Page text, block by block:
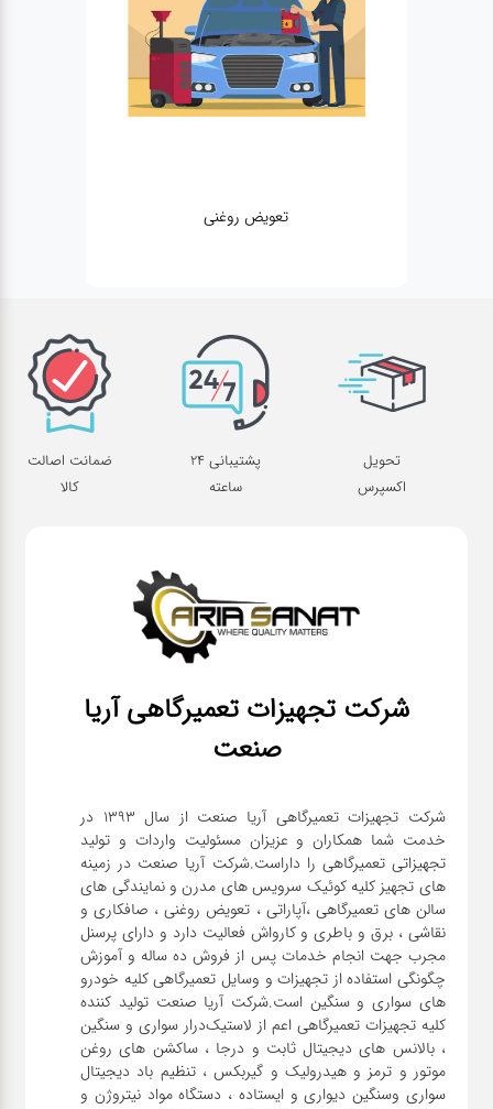
تعویض روغنی
تحویل
اکسپرس
پشتیبانی 24
ساعته
ضمانت اصالت
کالا
شرکت تجهیزات تعمیرگاهی آریا
صنعت
شرکت تجهیزات تعمیرگاهی آریا صنعت از سال ۱۳۹۳ در
خدمت شما همکاران و عزیزان مسئولیت واردات و تولید
تجهیزاتی تعمیرگاهی را داراست.شرکت آریا صنعت در زمینه
های تجهیز کلیه کوئیک سرویس های مدرن و نمایندگی های
سالن های تعمیرگاهی ،آپاراتی ، تعویض روغنی ، صافکاری و
نقاشی ، برق و باطری و کارواش فعالیت دارد و دارای پرسنل
مجرب جهت انجام خدمات پس از فروش ده ساله و آموزش
چگونگی استفاده از تجهیزات و وسایل تعمیرگاهی کلیه خودرو
های سواری و سنگین است.شرکت آریا صنعت تولید کننده
کلیه تجهیزات تعمیرگاهی اعم از لاستیک‌درار سواری و ‌سنگین
، بالانس های دیجیتال ثابت و درجا ، ساکشن های روغن
موتور و ترمز و هیدرولیک و گیربکس ، تنظیم باد دیجیتال
سواری و‌سنگین دیواری و ایستاده ، دستگاه مواد نیتروژن و